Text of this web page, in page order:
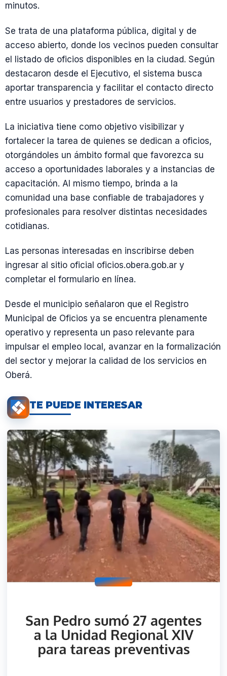
minutos.
Se trata de una plataforma pública, digital y de
acceso abierto, donde los vecinos pueden consultar
el listado de oficios disponibles en la ciudad. Según
destacaron desde el Ejecutivo, el sistema busca
aportar transparencia y facilitar el contacto directo
entre usuarios y prestadores de servicios.
La iniciativa tiene como objetivo visibilizar y
fortalecer la tarea de quienes se dedican a oficios,
otorgándoles un ámbito formal que favorezca su
acceso a oportunidades laborales y a instancias de
capacitación. Al mismo tiempo, brinda a la
comunidad una base confiable de trabajadores y
profesionales para resolver distintas necesidades
cotidianas.
Las personas interesadas en inscribirse deben
ingresar al sitio oficial oficios.obera.gob.ar y
completar el formulario en línea.
Desde el municipio señalaron que el Registro
Municipal de Oficios ya se encuentra plenamente
operativo y representa un paso relevante para
impulsar el empleo local, avanzar en la formalización
del sector y mejorar la calidad de los servicios en
Oberá.
TE PUEDE INTERESAR